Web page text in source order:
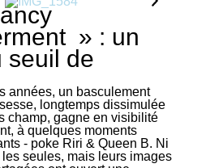
» : un
seuil de
années, un basculement
longtemps dissimulée
champ, gagne en visibilité
à quelques moments
- poke Riri & Queen B. Ni
les seules, mais leurs images